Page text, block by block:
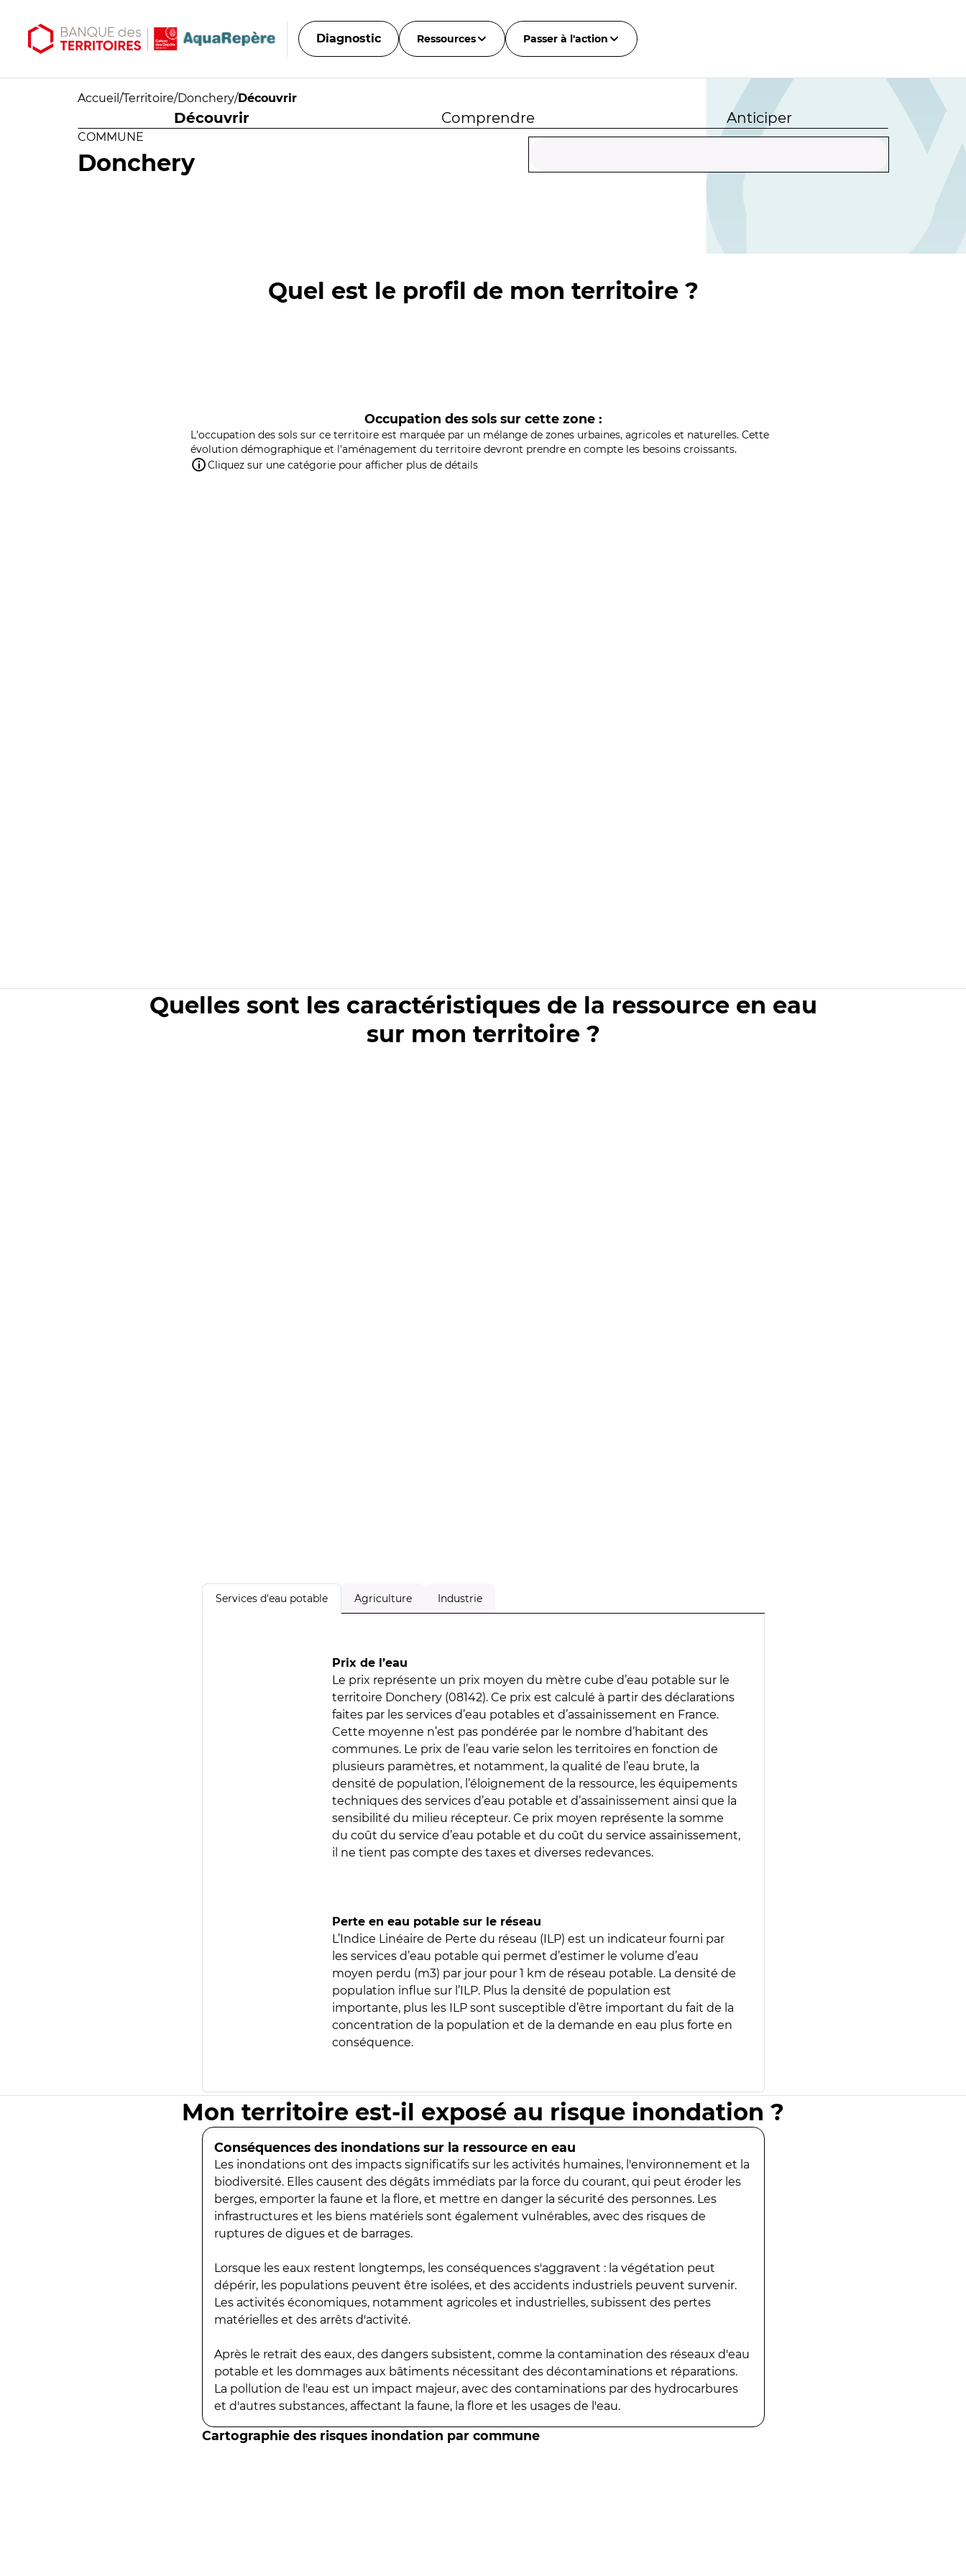
Diagnostic Ressources Passer à l'action
Accueil /Territoire/Donchery/Découvrir
Découvrir Comprendre Anticiper
COMMUNE
Donchery
Quel est le profil de mon territoire ?
Occupation des sols sur cette zone :
L'occupation des sols sur ce territoire est marquée par un mélange de zones urbaines, agricoles et naturelles. Cette
évolution démographique et l'aménagement du territoire devront prendre en compte les besoins croissants.
Cliquez sur une catégorie pour afficher plus de détails
Quelles sont les caractéristiques de la ressource en eau
sur mon territoire ?
Services d'eau potable Agriculture Industrie
Prix de l’eau
Le prix représente un prix moyen du mètre cube d’eau potable sur le
territoire Donchery (08142). Ce prix est calculé à partir des déclarations
faites par les services d’eau potables et d’assainissement en France.
Cette moyenne n’est pas pondérée par le nombre d’habitant des
communes. Le prix de l’eau varie selon les territoires en fonction de
plusieurs paramètres, et notamment, la qualité de l’eau brute, la
densité de population, l’éloignement de la ressource, les équipements
techniques des services d’eau potable et d’assainissement ainsi que la
sensibilité du milieu récepteur. Ce prix moyen représente la somme
du coût du service d’eau potable et du coût du service assainissement,
il ne tient pas compte des taxes et diverses redevances.
Perte en eau potable sur le réseau
L’Indice Linéaire de Perte du réseau (ILP) est un indicateur fourni par
les services d’eau potable qui permet d’estimer le volume d’eau
moyen perdu (m3) par jour pour 1 km de réseau potable. La densité de
population influe sur l’ILP. Plus la densité de population est
importante, plus les ILP sont susceptible d’être important du fait de la
concentration de la population et de la demande en eau plus forte en
conséquence.
Mon territoire est-il exposé au risque inondation ?
Conséquences des inondations sur la ressource en eau
Les inondations ont des impacts significatifs sur les activités humaines, l'environnement et la
biodiversité. Elles causent des dégâts immédiats par la force du courant, qui peut éroder les
berges, emporter la faune et la flore, et mettre en danger la sécurité des personnes. Les
infrastructures et les biens matériels sont également vulnérables, avec des risques de
ruptures de digues et de barrages.
Lorsque les eaux restent longtemps, les conséquences s'aggravent : la végétation peut
dépérir, les populations peuvent être isolées, et des accidents industriels peuvent survenir.
Les activités économiques, notamment agricoles et industrielles, subissent des pertes
matérielles et des arrêts d'activité.
Après le retrait des eaux, des dangers subsistent, comme la contamination des réseaux d'eau
potable et les dommages aux bâtiments nécessitant des décontaminations et réparations.
La pollution de l'eau est un impact majeur, avec des contaminations par des hydrocarbures
et d'autres substances, affectant la faune, la flore et les usages de l'eau.
Cartographie des risques inondation par commune